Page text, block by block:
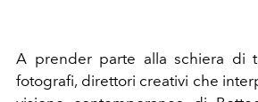
A prender parte alla schiera di
fotografi, direttori creativi che